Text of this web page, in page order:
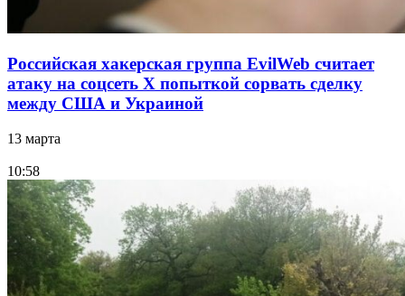
Российская хакерская группа EvilWeb считает
атаку на соцсеть Х попыткой сорвать сделку
между США и Украиной
13 марта
10:58